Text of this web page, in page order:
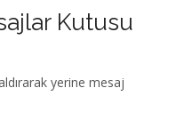
Kutusu
yerine mesaj